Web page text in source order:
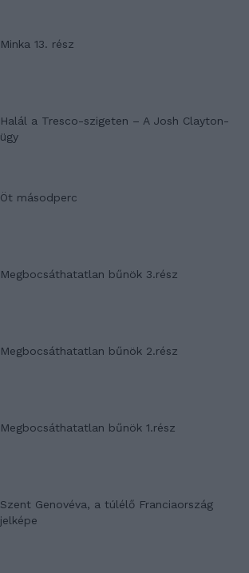
Minka 13. rész
Halál a Tresco-szigeten – A Josh Clayton-
ügy
Öt másodperc
Megbocsáthatatlan bűnök 3.rész
Megbocsáthatatlan bűnök 2.rész
Megbocsáthatatlan bűnök 1.rész
Szent Genovéva, a túlélő Franciaország
jelképe